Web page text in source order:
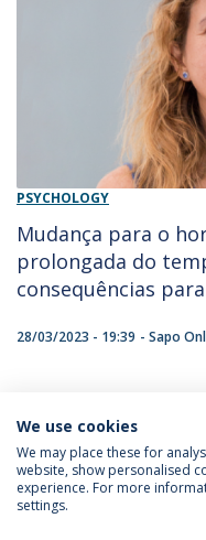
PSYCHOLOGY
Mudança para o
prolongada do
consequências
28/03/2023 - 19:39 Sapo
Privacy Policy
We use cookies
We may place these for
website, show personalised
experience. For more
settings.